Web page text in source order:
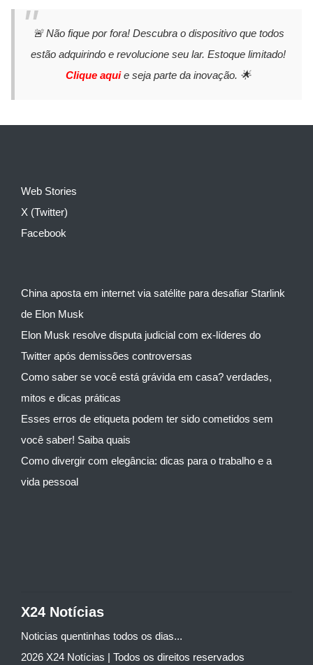
🚨 Não fique por fora! Descubra o dispositivo que todos
estão adquirindo e revolucione seu lar. Estoque limitado!
Clique aquie seja parte da inovação. 🌟
Web Stories
X (Twitter)
Facebook
China aposta em internet via satélite para desafiar Starlink
de Elon Musk
Elon Musk resolve disputa judicial com ex-líderes do
Twitter após demissões controversas
Como saber se você está grávida em casa? verdades,
mitos e dicas práticas
Esses erros de etiqueta podem ter sido cometidos sem
você saber! Saiba quais
Como divergir com elegância: dicas para o trabalho e a
vida pessoal
X24 Notícias
Noticias quentinhas todos os dias...
2026 X24 Notícias | Todos os direitos reservados